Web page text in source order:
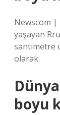
Newscom |
yaşayan
santimetre
olarak.
boyu